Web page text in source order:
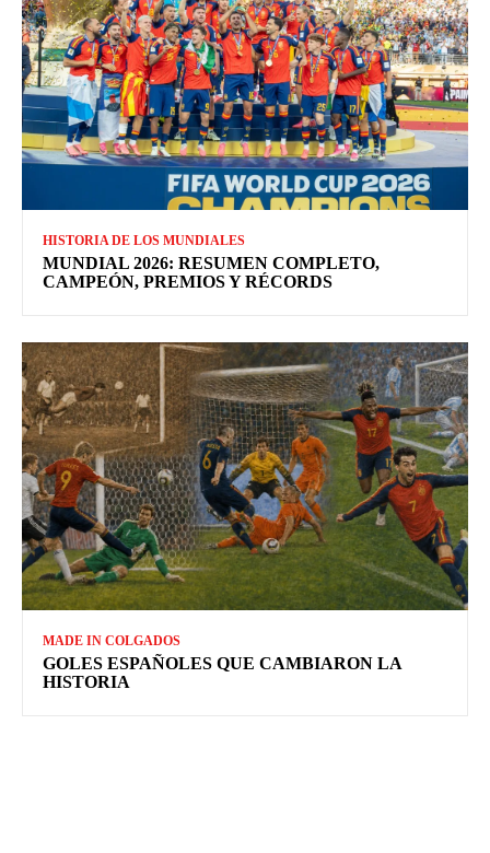
HISTORIA DE LOS MUNDIALES
MUNDIAL 2026: RESUMEN COMPLETO,
CAMPEÓN, PREMIOS Y RÉCORDS
MADE IN COLGADOS
GOLES ESPAÑOLES QUE CAMBIARON LA
HISTORIA